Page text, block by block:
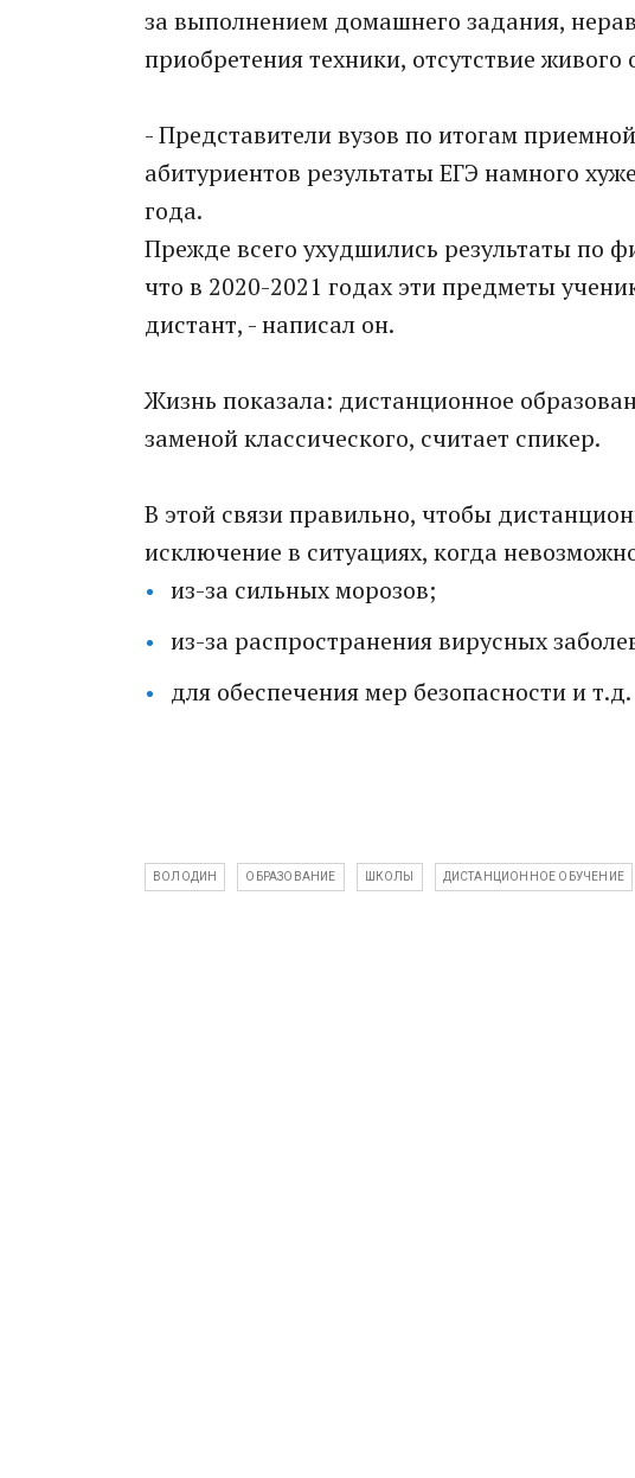
за выполнением домашнего задания,
приобретения техники, отсутствие
- Представители вузов по итогам
абитуриентов результаты ЕГЭ намного
года.
Прежде всего ухудшились результаты по
что в 2020-2021 годах эти предметы
дистант, - написал он.
Жизнь показала: дистанционное
заменой классического, считает спикер.
В этой связи правильно, чтобы
исключение в ситуациях, когда
из-за сильных морозов;
из-за распространения вирусных
для обеспечения мер безопасности и т.д.
ВОЛОДИН ОБРАЗОВАНИЕ ШКОЛЫ ДИСТАНЦИОННОЕ ОБУЧЕНИЕ